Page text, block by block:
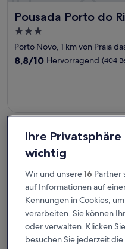
Pousada Porto do
Pousada Porto do Rio
3.0-
Sterne-
Unterkunft
Porto Novo, 1 km von Praia
8.8
Bewertungen)
8,8/10 Hervorragend (404
Ihre Privatsphäre
wichtig
Wir und unsere16 Partner
auf Informationen auf
Kennungen in Cookies,
verarbeiten. Sie können
oder verwalten. Klicken
besuchen Sie jederzeit